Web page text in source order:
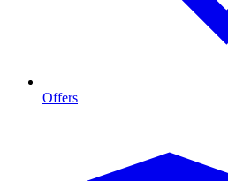
Offers